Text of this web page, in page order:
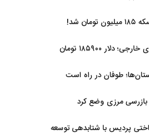
شد!
۱۸۵۹۰۰ تومان
طوفان در راه است
بازرسی مرزی وضع کرد